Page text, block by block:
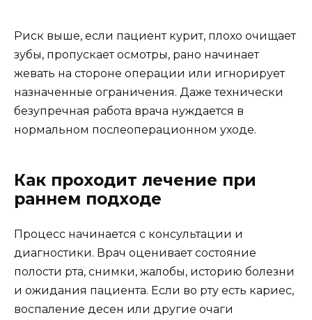
Риск выше, если пациент курит, плохо очищает
зубы, пропускает осмотры, рано начинает
жевать на стороне операции или игнорирует
назначенные ограничения. Даже технически
безупречная работа врача нуждается в
нормальном послеоперационном уходе.
Как проходит лечение при
раннем подходе
Процесс начинается с консультации и
диагностики. Врач оценивает состояние
полости рта, снимки, жалобы, историю болезни
и ожидания пациента. Если во рту есть кариес,
воспаление десен или другие очаги